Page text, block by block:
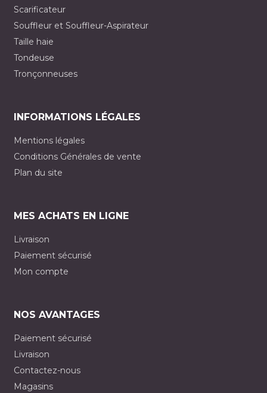
Scarificateur
Souffleur et Souffleur-Aspirateur
Taille haie
Tondeuse
Tronçonneuses
INFORMATIONS LÉGALES
Mentions légales
Conditions Générales de vente
Plan du site
MES ACHATS EN LIGNE
Livraison
Paiement sécurisé
Mon compte
NOS AVANTAGES
Paiement sécurisé
Livraison
Contactez-nous
Magasins